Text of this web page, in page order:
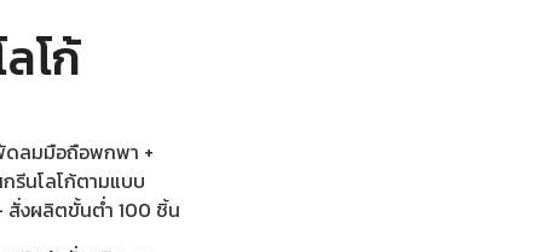
ลโก้
ลมมือถือพกพา +
รีนโลโก้ตามแบบ
สั่งผลิตขั้นต่ำ 100 ชิ้น